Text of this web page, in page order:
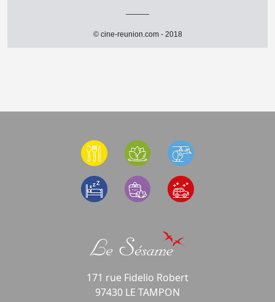
© cine-reunion.com - 2018
171 rue Fidelio Robert
97430 LE TAMPON